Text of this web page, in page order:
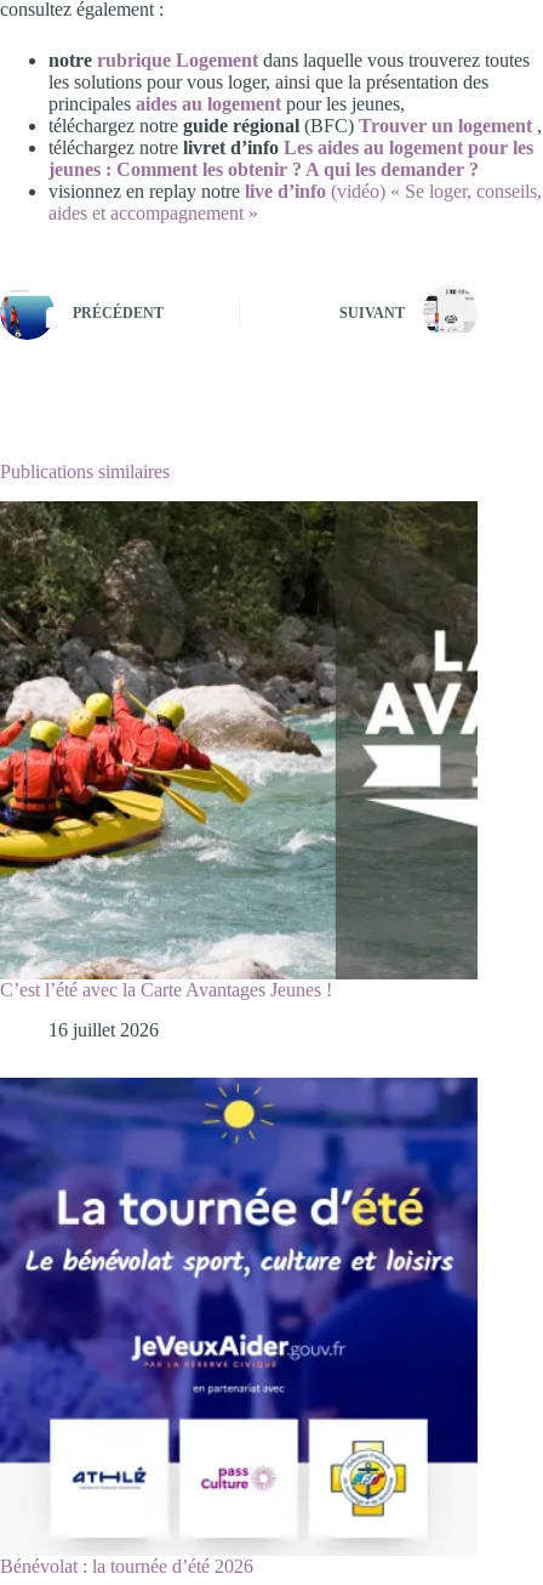
consultez également :
notre rubrique Logement dans laquelle vous trouverez toutes
les solutions pour vous loger, ainsi que la présentation des
principales aides au logement pour les jeunes,
téléchargez notre guide régional (BFC) Trouver un logement ,
téléchargez notre livret d’info Les aides au logement pour les
jeunes : Comment les obtenir ? A qui les demander ?
visionnez en replay notre live d’info (vidéo) « Se loger, conseils,
aides et accompagnement »
PRÉCÉDENT SUIVANT
Publications similaires
C’est l’été avec la Carte Avantages Jeunes !
16 juillet 2026
Bénévolat : la tournée d’été 2026